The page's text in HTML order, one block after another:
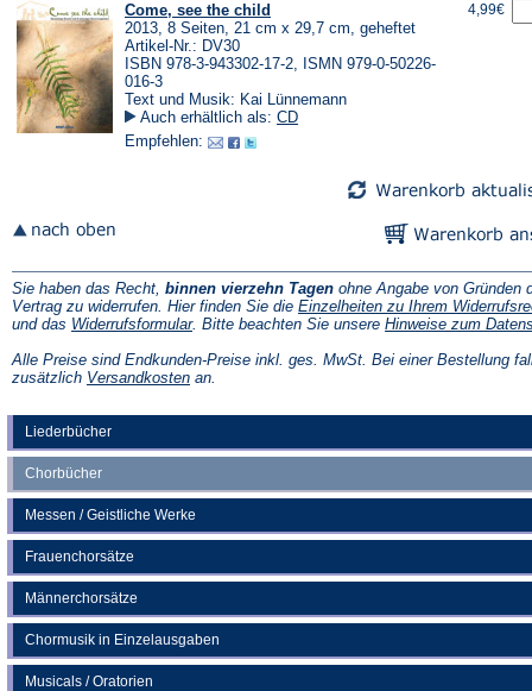
Liederbücher
Chorbücher
Messen / Geistliche Werke
Frauenchorsätze
Männerchorsätze
Chormusik in Einzelausgaben
Musicals / Oratorien
Come, see the child
2013, 8 Seiten, 21 cm x 29,7 cm, geheftet
Artikel-Nr.: DV30
ISBN 978-3-943302-17-2, ISMN 979-0-50226-
016-3
Text und Musik: Kai Lünnemann
Auch erhältlich als: CD
Empfehlen:
4,99€
Sie haben das Recht, binnen vierzehn Tagen ohne Angabe von Gründen
Vertrag zu widerrufen. Hier finden Sie die Einzelheiten zu Ihrem
und das Widerrufsformular(Öffnet
einem
neuen
. Bitte beachten Sie unsere Hinweise zum
Alle Preise sind Endkunden-Preise inkl. ges. MwSt. Bei einer Bestellung
zusätzlich Versandkosten(Öffnet
an.